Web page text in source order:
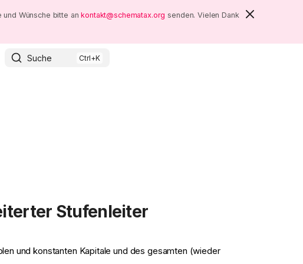
und Wünsche bitte ankontakt@schematax.org senden. Vielen Dank
Suche
Stufenleiter
und konstanten Kapitale und des gesamten (wieder